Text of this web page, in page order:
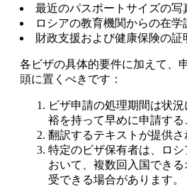
最近のパスポートサイズの写
ロシアの教育機関からの在学
財政支援および健康保険の証
各ビザの具体的要件に加えて、
頭に置くべきです：
ビザ申請の処理期間は状
裕を持って早めに申請する
翻訳するテキストが提供さ
特定のビザ保有者は、ロ
おいて、複数回入国でき
受できる場合があります。